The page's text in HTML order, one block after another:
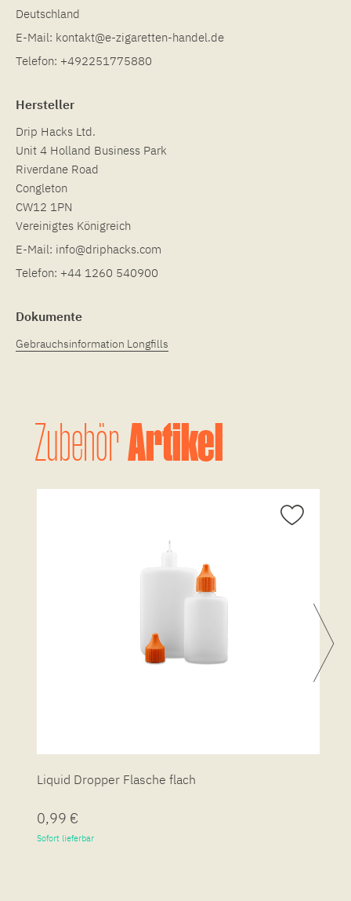
Deutschland
E-Mail: kontakt@e-zigaretten-handel.de
Telefon: +492251775880
Hersteller
Drip Hacks Ltd.
Unit 4 Holland Business Park
Riverdane Road
Congleton
CW12 1PN
Vereinigtes Königreich
E-Mail: info@driphacks.com
Telefon: +44 1260 540900
Dokumente
Gebrauchsinformation Longfills
ZubehörArtikel
Liquid Dropper Flasche flach
0,99 €
Sofort lieferbar